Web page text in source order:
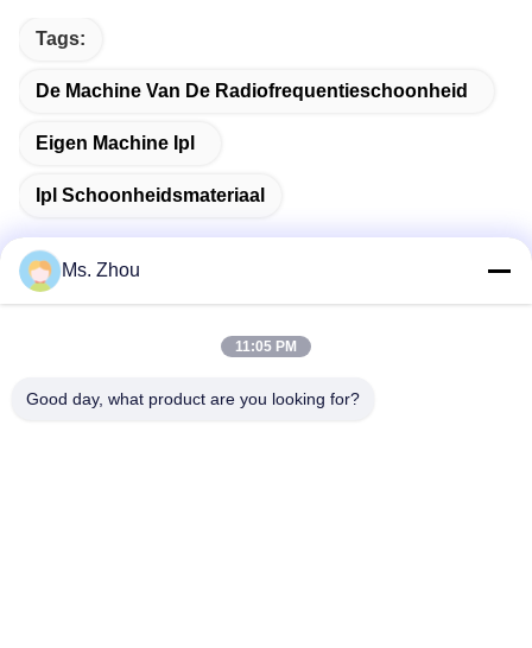
Tags:
De Machine Van De Radiofrequentieschoonheid
Eigen Machine Ipl
Ipl Schoonheidsmateriaal
Adres
Ms. Zhou
11:05 PM
Good day, what product are you looking for?